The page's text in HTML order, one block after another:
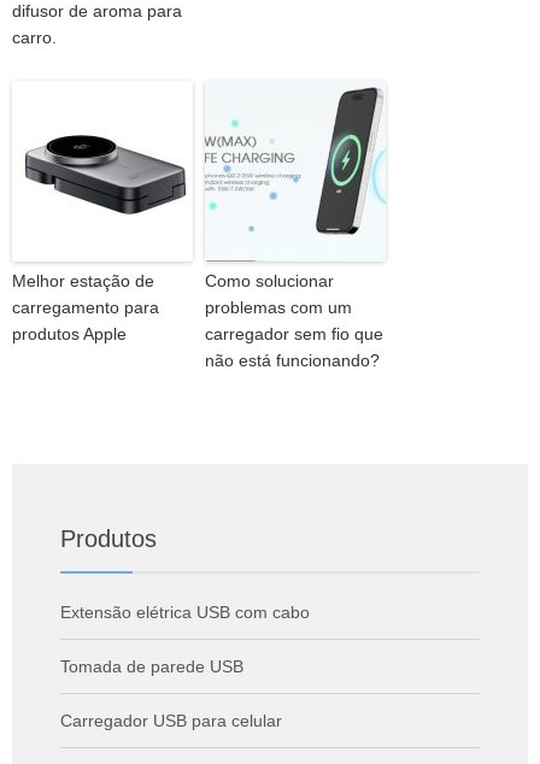
difusor de aroma para
carro.
Melhor estação de
carregamento para
produtos Apple
Como solucionar
problemas com um
carregador sem fio que
não está funcionando?
Produtos
Extensão elétrica USB com cabo
Tomada de parede USB
Carregador USB para celular